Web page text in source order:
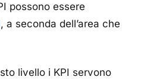
possono essere
, a seconda dell’area che
livello i KPI servono